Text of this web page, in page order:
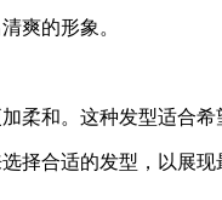
爽的形象。
柔和。这种发型适合希
择合适的发型，以展